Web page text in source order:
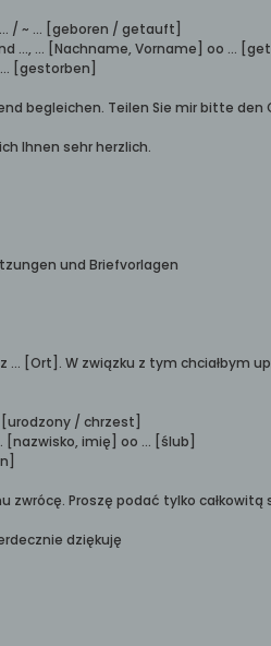
/ ~ ... [geboren / getauft]
..., ... [Nachname, Vorname] oo ...
[gestorben]
begleichen. Teilen Sie mir bitte
Ihnen sehr herzlich.
und Briefvorlagen
... [Ort]. W związku z tym chciałbym
[urodzony / chrzest]
[nazwisko, imię] oo ... [ślub]
zwrócę. Proszę podać tylko
dziękuję